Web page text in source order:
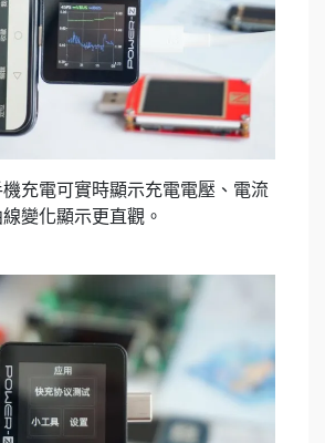
充電可實時顯示充電電壓、電流
變化顯示更直觀。